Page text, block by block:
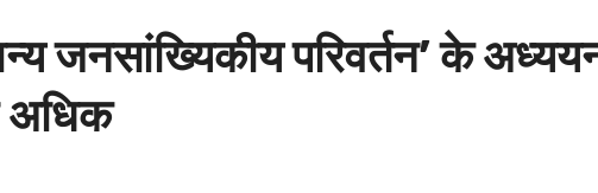
जनसांख्यिकीय परिवर्तन’ के
अधिक